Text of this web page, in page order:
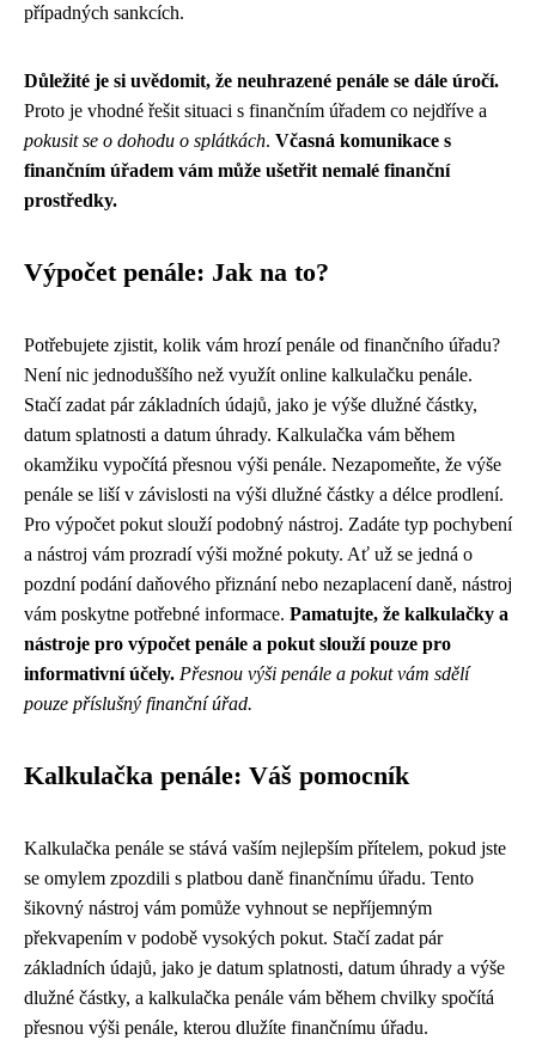
případných sankcích.
Důležité je si uvědomit, že neuhrazené penále se dále úročí.
Proto je vhodné řešit situaci s finančním úřadem co nejdříve a
pokusit se o dohodu o splátkách. Včasná komunikace s
finančním úřadem vám může ušetřit nemalé finanční
prostředky.
Výpočet penále: Jak na to?
Potřebujete zjistit, kolik vám hrozí penále od finančního úřadu?
Není nic jednoduššího než využít online kalkulačku penále.
Stačí zadat pár základních údajů, jako je výše dlužné částky,
datum splatnosti a datum úhrady. Kalkulačka vám během
okamžiku vypočítá přesnou výši penále. Nezapomeňte, že výše
penále se liší v závislosti na výši dlužné částky a délce prodlení.
Pro výpočet pokut slouží podobný nástroj. Zadáte typ pochybení
a nástroj vám prozradí výši možné pokuty. Ať už se jedná o
pozdní podání daňového přiznání nebo nezaplacení daně, nástroj
vám poskytne potřebné informace. Pamatujte, že kalkulačky a
nástroje pro výpočet penále a pokut slouží pouze pro
informativní účely. Přesnou výši penále a pokut vám sdělí
pouze příslušný finanční úřad.
Kalkulačka penále: Váš pomocník
Kalkulačka penále se stává vaším nejlepším přítelem, pokud jste
se omylem zpozdili s platbou daně finančnímu úřadu. Tento
šikovný nástroj vám pomůže vyhnout se nepříjemným
překvapením v podobě vysokých pokut. Stačí zadat pár
základních údajů, jako je datum splatnosti, datum úhrady a výše
dlužné částky, a kalkulačka penále vám během chvilky spočítá
přesnou výši penále, kterou dlužíte finančnímu úřadu.